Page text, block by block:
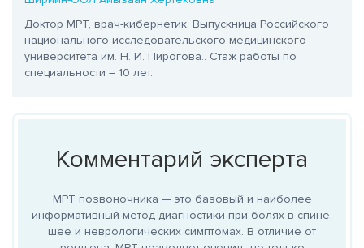
Доктор МРТ, врач-кибернетик. Выпускница Российского
национального исследовательского медицинского
университета им. Н. И. Пирогова.. Стаж работы по
специальности – 10 лет.
Комментарий эксперта
МРТ позвоночника — это базовый и наиболее
информативный метод диагностики при болях в спине,
шее и неврологических симптомах. В отличие от